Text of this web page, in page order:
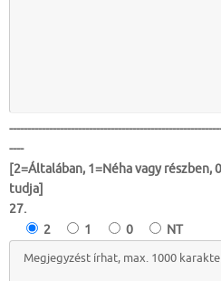
----
[2=Általában, 1=Néha vagy részben,
tudja]
27.
2
1 0 NT